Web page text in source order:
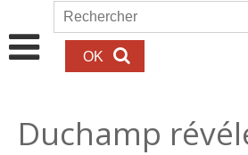
Aller au contenu principal
Formulaire de
Rechercher
Duchamp